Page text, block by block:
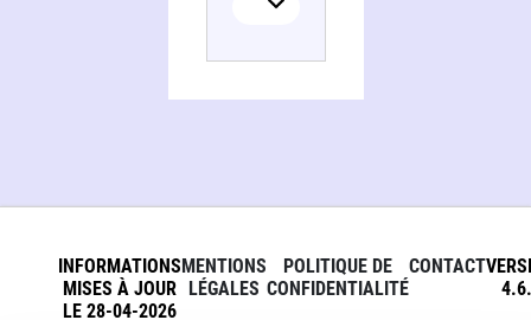
INFORMATIONS
MISES À JOUR
LE 28-04-2026
MENTIONS
LÉGALES
POLITIQUE DE
CONFIDENTIALITÉ
CONTACT